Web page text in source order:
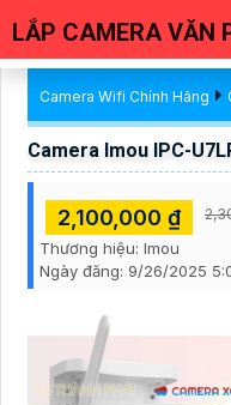
LẮP CAMERA VĂN
Camera Wifi Chính Hãng
Camera Imou IPC-
2,100,000 ₫
Thương hiệu: Imou
Ngày đăng: 9/26/2025